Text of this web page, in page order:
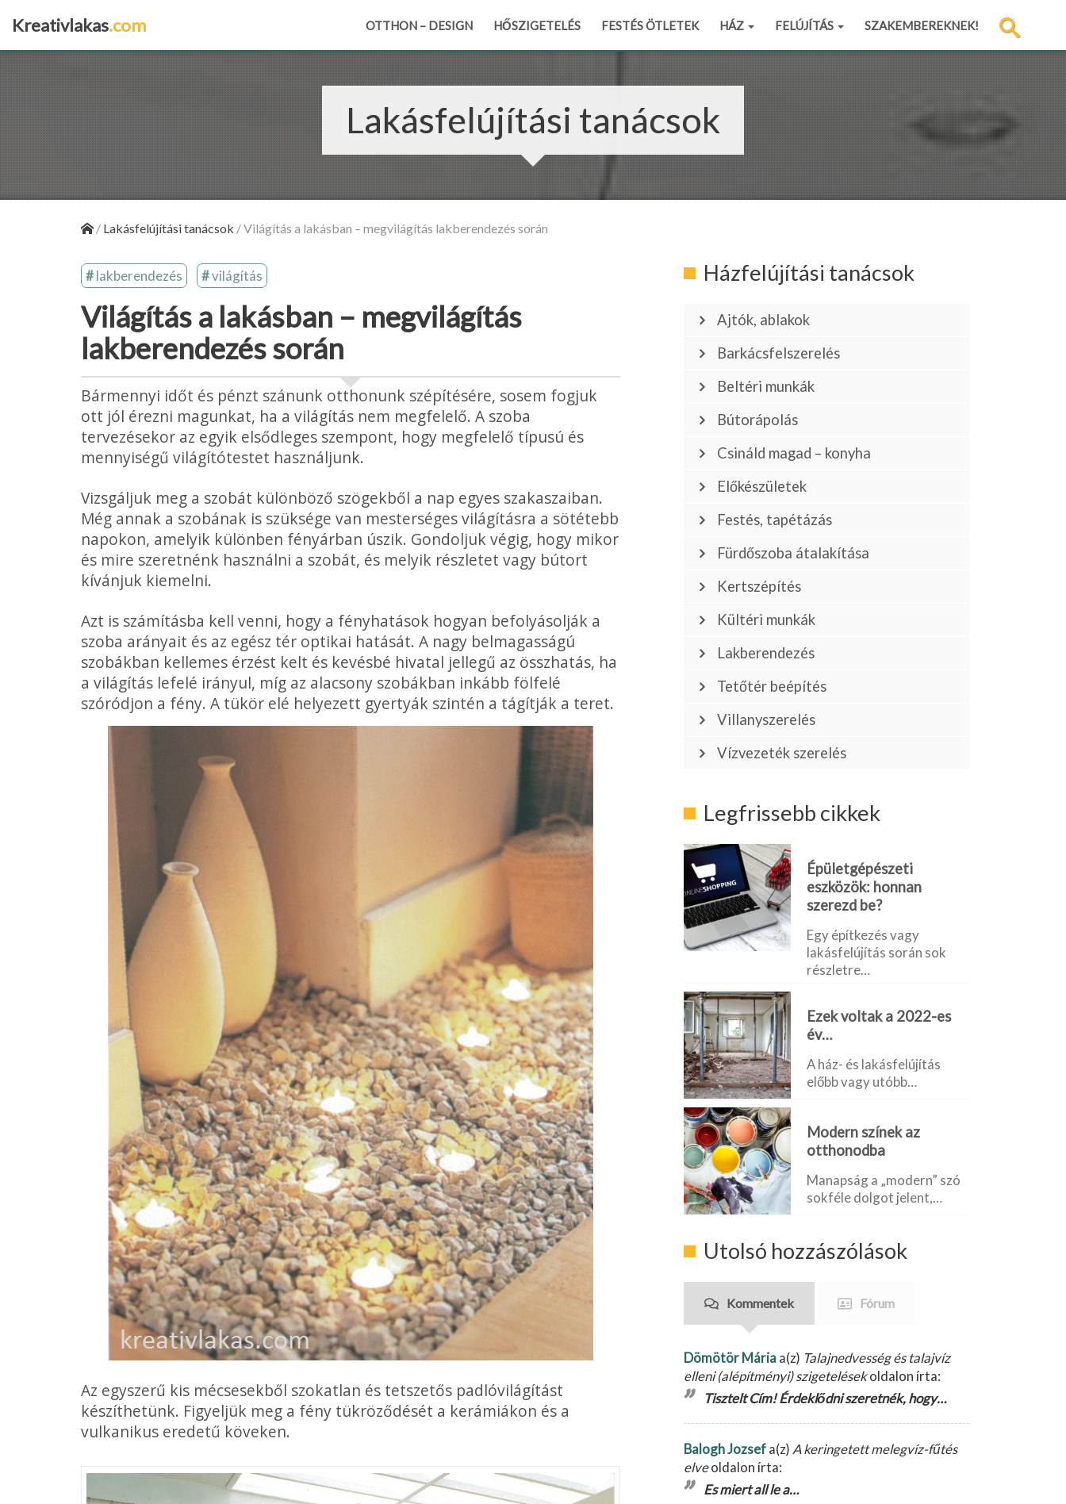
Kreativlakas.com OTTHON – DESIGN HŐSZIGETELÉS FESTÉS ÖTLETEK HÁZ FELÚJÍTÁS SZAKEMBEREKNEK!
Lakásfelújítási tanácsok
/ Lakásfelújítási tanácsok /Világítás a lakásban – megvilágítás lakberendezés során
lakberendezés világítás
Világítás a lakásban – megvilágítás
lakberendezés során
Bármennyi időt és pénzt szánunk otthonunk szépítésére, sosem fogjuk
ott jól érezni magunkat, ha a világítás nem megfelelő. A szoba
tervezésekor az egyik elsődleges szempont, hogy megfe­lelő típusú és
mennyiségű világítótestet használjunk.
Vizsgáljuk meg a szobát különböző szögekből a nap egyes szakaszaiban.
Még annak a szobának is szüksége van mesterséges világításra a söté­tebb
napokon, amelyik különben fényárban úszik. Gondoljuk vé­gig, hogy mikor
és mire szeretnénk használni a szobát, és melyik részletet vagy bútort
kívánjuk kiemelni.
Azt is számításba kell ven­ni, hogy a fényhatások hogyan befolyásolják a
szoba arányait és az egész tér optikai hatását. A nagy belmagasságú
szobákban kellemes érzést kelt és kevésbé hivatal jellegű az összhatás, ha
a világítás le­felé irányul, míg az alacsony szobákban inkább fölfelé
szóródjon a fény. A tükör elé helyezett gyertyák szintén a tágítják a teret.
Az egyszerű kis mécsesekből szokat­lan és tetszetős pad­lóvilágítást
készíthe­tünk. Figyeljük meg a fény tükröződését a kerámiákon és a
vulkanikus eredetű köveken.
Házfelújítási tanácsok
Ajtók, ablakok
Barkácsfelszerelés
Beltéri munkák
Bútorápolás
Csináld magad – konyha
Előkészületek
Festés, tapétázás
Fürdőszoba átalakítása
Kertszépítés
Kültéri munkák
Lakberendezés
Tetőtér beépítés
Villanyszerelés
Vízvezeték szerelés
Legfrissebb cikkek
Épületgépészeti
eszközök: honnan
szerezd be?
Egy építkezés vagy
lakásfelújítás során sok
részletre…
Ezek voltak a 2022-es
év…
A ház- és lakásfelújítás
előbb vagy utóbb…
Modern színek az
otthonodba
Manapság a „modern” szó
sokféle dolgot jelent,…
Utolsó hozzászólások
Kommentek Fórum
Dömötör Máriaa(z) Talajnedvesség és talajvíz
elleni (alépítményi) szigetelésekoldalon írta:
Tisztelt Cím! Érdeklődni szeretnék, hogy…
Balogh Jozsefa(z) A keringetett melegvíz-fűtés
elveoldalon írta:
Es miert all le a…